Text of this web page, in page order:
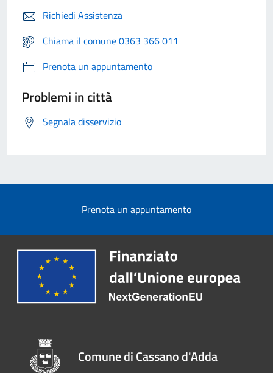
Richiedi Assistenza
Chiama il comune 0363 366 011
Prenota un appuntamento
Problemi in città
Segnala disservizio
Prenota un appuntamento
Comune di Cassano d'Adda